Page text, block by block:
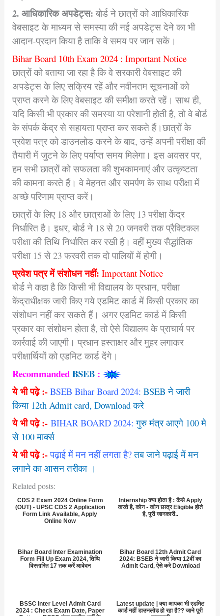
2. आधिकारिक अपडेट्स: बोर्ड ने छात्रों को आधिकारिक
वेबसाइट के माध्यम से समस्या की नई अपडेट्स देने का भी
आदान-प्रदान किया है ताकि वे समय पर जान सकें।
Bihar Board 10th Exam 2024 : Important Notice
छात्रों को बताया जा रहा है कि वे सरकारी वेबसाइट की
अपडेट्स के लिए सक्रिय रहें और नवीनतम सूचनाओं को
प्राप्त करने के लिए वेबसाइट की समीक्षा करते रहें। साथ ही,
यदि किसी भी प्रकार की समस्या या परेशानी होती है, तो वे बोर्ड
के संपर्क केंद्र से सहायता प्राप्त कर सकते हैं।छात्रों के
प्रवेश पत्र को डाउनलोड करने के बाद, उन्हें अपनी परीक्षा की
तैयारी में जुटने के लिए पर्याप्त समय मिलेगा। इस अवसर पर,
हम सभी छात्रों को सफलता की शुभकामनाएं और उत्कृष्टता
की कामना करते हैं। वे मेहनत और समर्पण के साथ परीक्षा में
अच्छे परिणाम प्राप्त करें।
छात्रों के लिए 18 और छात्राओं के लिए 13 परीक्षा केंद्र
निर्धारित है। इधर, बोर्ड ने 18 से 20 जनवरी तक प्रैक्टिकल
परीक्षा की तिथि निर्धारित कर रखी है। वहीं मुख्य सैद्धांतिक
परीक्षा 15 से 23 फरवरी तक दो पालियों में होगी।
प्रवेश पत्र में संशोधन नहीं: Important Notice
बोर्ड ने कहा है कि किसी भी विद्यालय के प्रधान, परीक्षा
केंद्राधीक्षक जारी किए गये एडमिट कार्ड में किसी प्रकार का
संशोधन नहीं कर सकते हैं। अगर एडमिट कार्ड में किसी
प्रकार का संशोधन होता है, तो ऐसे विद्यालय के प्राचार्य पर
कार्रवाई की जाएगी। प्रधान हस्ताक्षर और मुहर लगाकर
परीक्षार्थियों को एडमिट कार्ड देंगे।
RecommandedBSEB:
ये भी पढ़े :- BSEB Bihar Board 2024: BSEB ने जारी
किया 12th Admit card, Download करे
ये भी पढ़े :- BIHAR BOARD 2024: गुरु मंत्र आएगे 100 मे
से 100 मार्क्स
ये भी पढ़े :- पढ़ाई में मन नहीं लगता है?तब जाने पढ़ाई में मन
लगाने का आसन तरीका ।
Related posts:
CDS 2 Exam 2024 Online Form
(OUT) - UPSC CDS 2 Application
Form Link Available, Apply
Online Now
Internship क्या होता है : कैसे Apply
करते है, कोन - कोन छात्र Eligible होते
है, पूरी जानकारी..
Bihar Board Inter Examination
Form Fill Up Exam 2024, तिथि
विस्तारित 17 तक करें आवेदन
Bihar Board 12th Admit Card
2024: BSEB ने जारी किया 12वीं का
Admit Card, ऐसे करे Download
BSSC Inter Level Admit Card
2024 : Check Exam Date, Paper
Latest update | क्या आपका भी एडमिट
कार्ड नहीं डाउनलोड हो रहा है?? जाने पूरी